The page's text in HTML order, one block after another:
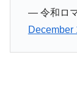
— 令和ロ
December